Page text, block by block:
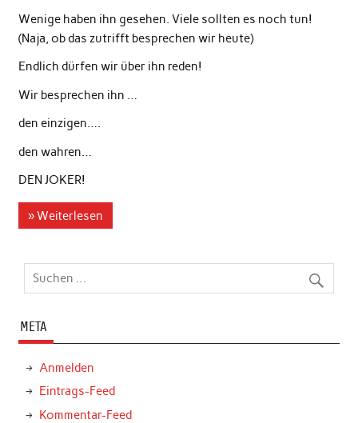
Wenige haben ihn gesehen. Viele sollten es noch tun!
(Naja, ob das zutrifft besprechen wir heute)
Endlich dürfen wir über ihn reden!
Wir besprechen ihn …
den einzigen….
den wahren…
DEN JOKER!
» Weiterlesen
META
Anmelden
Eintrags-Feed
Kommentar-Feed